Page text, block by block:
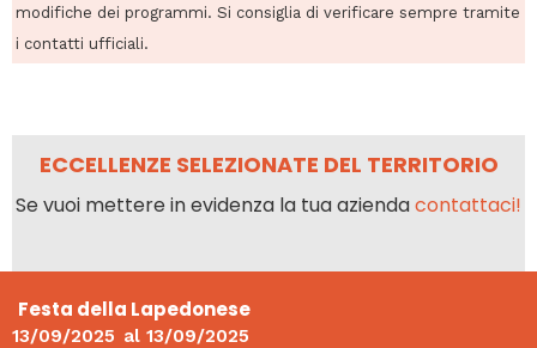
modifiche dei programmi. Si consiglia di verificare sempre tramite
i contatti ufficiali.
ECCELLENZE SELEZIONATE DEL TERRITORIO
Se vuoi mettere in evidenza la tua aziendacontattaci!
Festa della Lapedonese
13/09/2025 al 13/09/2025